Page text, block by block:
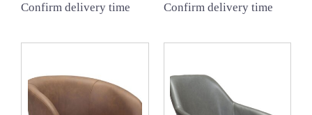
Confirm delivery time Confirm delivery time